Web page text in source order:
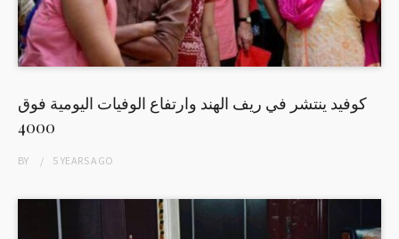
كوفيد ينتشر في ريف الهند وارتفاع الوفيات اليومية فوق
4000
BY 5 YEARSAGO